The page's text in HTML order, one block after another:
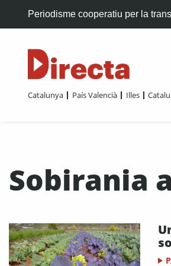
Periodisme cooperatiu per la
Catalunya País Valencià Illes
Sobirania